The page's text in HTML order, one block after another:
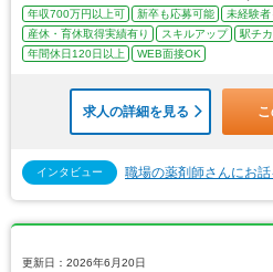
年収700万円以上可 新卒も応募可能 未経験
産休・育休取得実績有り
スキルアップ 駅チカ
年間休日120日以上
WEB面接OK
求人の詳細を見る
インタビュー 職場の薬剤師さんにお
更新日：2026年6月20日